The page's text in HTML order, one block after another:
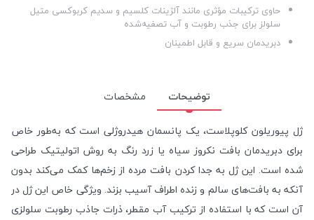
حاوی ترکیبات مؤثری مانند آلژینات کلسیم و سدیم کربوکسی متیل
سلولز برای جذب رطوبت و آب تصفیه‌شده
دبریدمان سریع و قابل اطمینان
توضیحات
مشخصات
ژل پیوریلون کلوپلاست، یک پانسمان هیدروژلی است که به‌طور خاص
برای دبریدمان بافت نکروز سیاه یا زرد رنگ به روش اتولیتیک طراحی
شده است. این ژل به جدا کردن بافت مرده از زخم‌ها کمک می‌کند بدون
آنکه به بافت‌های سالم و زنده اطراف آسیب بزند. ویژگی خاص این ژل در
آن است که با استفاده از ترکیب آب مقطر، ذرات جاذب رطوبت سلولزی